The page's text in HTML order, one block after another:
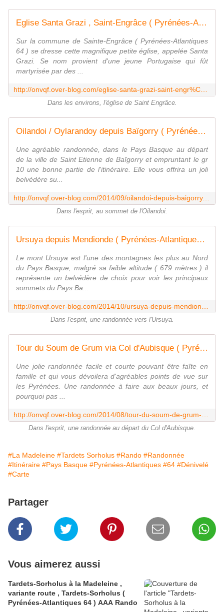
Eglise Santa Grazi , Saint-Engrâce ( Pyrénées-Atlantiques 64 ) AA - ONVQF.over-blog.com
Sur la commune de Sainte-Engrâce ( Pyrénées-Atlantiques
64 ) se dresse cette magnifique petite église, appelée Santa
Grazi. Se nom provient d'une jeune Portugaise qui fût
martyrisée par des ...
Dans les environs, l'église de Saint Engrâce.
Oilandoi / Oylarandoy depuis Baïgorry ( Pyrénées-Atlantiques 64 ) AA Rando - ONVQF.over-blog.com
Une agréable randonnée, dans le Pays Basque au départ
de la ville de Saint Etienne de Baïgorry et empruntant le gr
10 une bonne partie de l'itinéraire. Elle vous offrira un joli
belvédère su...
http://onvqf.over-blog.com/2014/09/oilandoi-depuis-baigorry.html
Dans l'esprit, au sommet de l'Oilandoi.
Ursuya depuis Mendionde ( Pyrénées-Atlantiques 64 ) AA Rando - ONVQF.over-blog.com
Le mont Ursuya est l'une des montagnes les plus au Nord
du Pays Basque, malgré sa faible altitude ( 679 mètres ) il
représente un belvédère de choix pour voir les principaux
sommets du Pays Ba...
Dans l'esprit, une randonnée vers l'Ursuya.
Tour du Soum de Grum via Col d'Aubisque ( Pyrénées-Atlantiques 64 ) AA Rando - ONVQF.over-blog.com
Une jolie randonnée facile et courte pouvant être faîte en
famille et qui vous dévoilera d'agréables points de vue sur
les Pyrénées. Une randonnée à faire aux beaux jours, et
pourquoi pas ...
Dans l'esprit, une randonnée au départ du Col d'Aubisque.
#La Madeleine #Tardets Sorholus #Rando #Randonnée
#Itinéraire #Pays Basque #Pyrénées-Atlantiques #64 #Dénivelé
#Carte
Partager
Vous aimerez aussi
Tardets-Sorholus à la Madeleine ,
variante route , Tardets-Sorholus (
Pyrénées-Atlantiques 64 ) AAA Rando